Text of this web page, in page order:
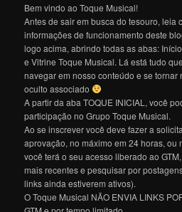
Bem vindo ao Toque Musical!
Antes de sair em busca do tesouro, leia
informações de funcionamento deste
logo acima, abrindo todas as abas:
e Vitrine Toque Musical. Lá está tudo
navegar em nosso conteúdo e se tornar
oculto associado
A partir da aba TOQUE INICIAL, você
participação no Grupo Toque Musical.
Ao se inscrever você deve fazer a
aprovação, no máximo em 24 horas, ou
você terá o seu acesso liberado ao
mais recentes e pesquisar por
links ainda estiverem ativos).
O Toque Musical NÃO ENVIA LINKS